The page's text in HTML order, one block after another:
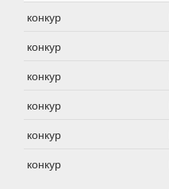
конкур
конкур
конкур
конкур
конкур
конкур